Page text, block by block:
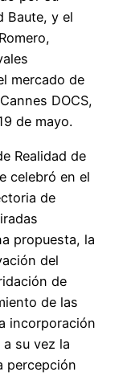
Baute, y el
mercado de
DOCS,
de mayo.
Realidad de
celebró en el
de
propuesta, la
del
de
de las
incorporación
su vez la
percepción